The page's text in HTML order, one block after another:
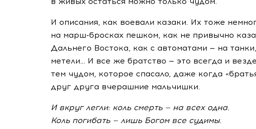
И описания, как воевали казаки. Их тоже
на марш-бросках пешком, как не привычно
Дальнего Востока, как с автоматами — на
метели… И все же братство — это всегда и
тем чудом, которое спасало, даже когда
друг друга вчерашние мальчишки.
И вкруг легли: коль смерть — на всех одна.
Коль погибать — лишь Богом все судимы.